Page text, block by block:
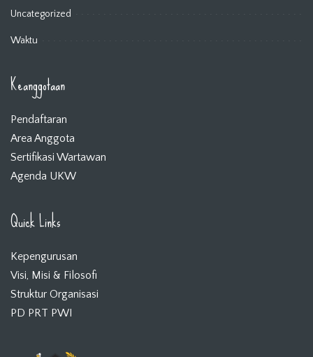
Uncategorized
Waktu
Keanggotaan
Pendaftaran
Area Anggota
Sertifikasi Wartawan
Agenda UKW
Quick Links
Kepengurusan
Visi, Misi & Filosofi
Struktur Organisasi
PD PRT PWI